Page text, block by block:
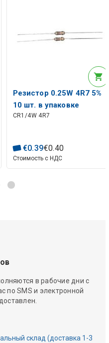
Резистор 0.25W 4R7 5%
10 шт. в упаковке
CR1/4W 4R7
€0.39€0.40
Стоимость с НДС
в рабочие дни с
по SMS и электронной
склад (доставка 1-3